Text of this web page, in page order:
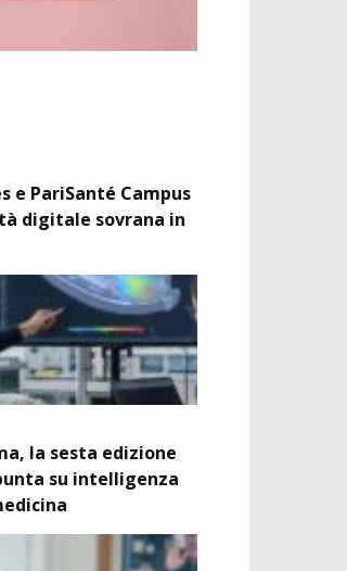
e PariSanté Campus
digitale sovrana in
la sesta edizione
su intelligenza